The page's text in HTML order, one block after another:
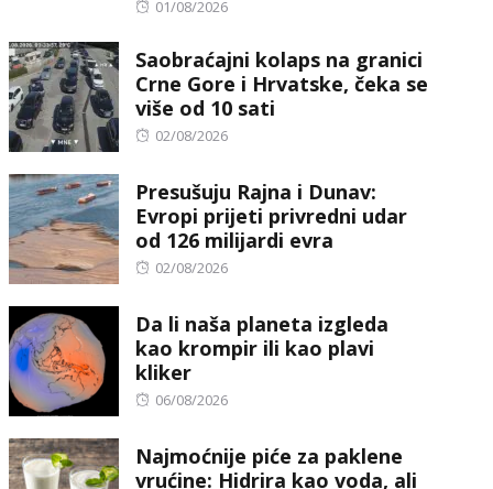
Posted
01/08/2026
Saobraćajni kolaps na granici
Crne Gore i Hrvatske, čeka se
više od 10 sati
Posted
02/08/2026
Presušuju Rajna i Dunav:
Evropi prijeti privredni udar
od 126 milijardi evra
Posted
02/08/2026
Da li naša planeta izgleda
kao krompir ili kao plavi
kliker
Posted
06/08/2026
Najmoćnije piće za paklene
vrućine: Hidrira kao voda, ali